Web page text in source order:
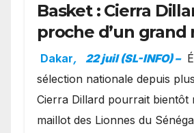
Basket : Cierra
proche d’un grand
avec les Lionnes ?
Dakar, 22 juil (SL-INFO) –
sélection nationale depuis
Cierra Dillard pourrait bientôt
maillot des Lionnes du